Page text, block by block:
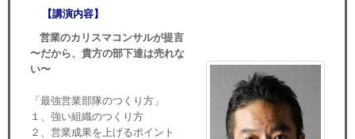
【講演内容】
営業のカリスマコンサルが提言
〜だから、貴方の部下達は売れな
い〜
「最強営業部隊のつくり方」
１、強い組織のつくり方
２、営業成果を上げるポイント